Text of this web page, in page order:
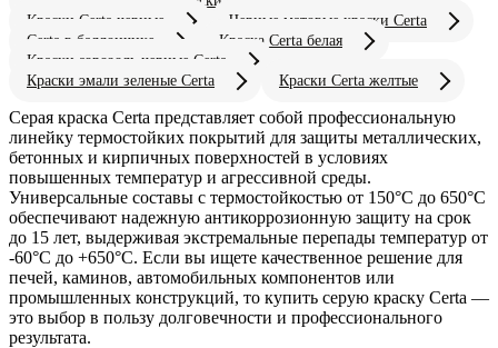
Краски Certa черные
Черные матовые краски Certa
Certa в баллончике
Краска Certa белая
Краски аэрозоль черные Certa
Краски эмали зеленые Certa
Краски Certa желтые
Серая краска Certa представляет собой профессиональную
линейку термостойких покрытий для защиты металлических,
бетонных и кирпичных поверхностей в условиях
повышенных температур и агрессивной среды.
Универсальные составы с термостойкостью от 150°C до 650°C
обеспечивают надежную антикоррозионную защиту на срок
до 15 лет, выдерживая экстремальные перепады температур от
-60°C до +650°C. Если вы ищете качественное решение для
печей, каминов, автомобильных компонентов или
промышленных конструкций, то купить серую краску Certa —
это выбор в пользу долговечности и профессионального
результата.